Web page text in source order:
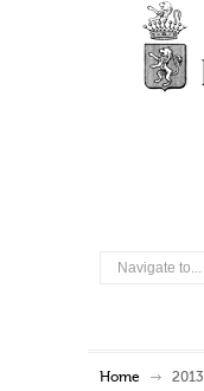
Home
2013